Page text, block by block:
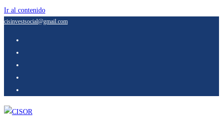
Ir al contenido
cisinvestsocial@gmail.com